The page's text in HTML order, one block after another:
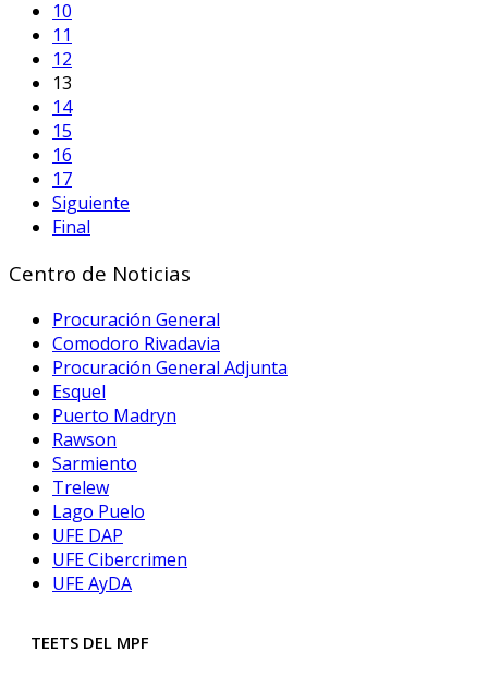
10
11
12
13
14
15
16
17
Siguiente
Final
Centro de Noticias
Procuración General
Comodoro Rivadavia
Procuración General Adjunta
Esquel
Puerto Madryn
Rawson
Sarmiento
Trelew
Lago Puelo
UFE DAP
UFE Cibercrimen
UFE AyDA
TEETS DEL MPF